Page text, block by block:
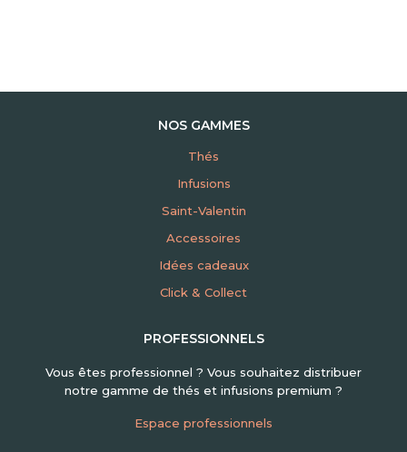
NOS GAMMES
Thés
Infusions
Saint-Valentin
Accessoires
Idées cadeaux
Click & Collect
PROFESSIONNELS
Vous êtes professionnel ? Vous souhaitez distribuer
notre gamme de thés et infusions premium ?
Espace professionnels